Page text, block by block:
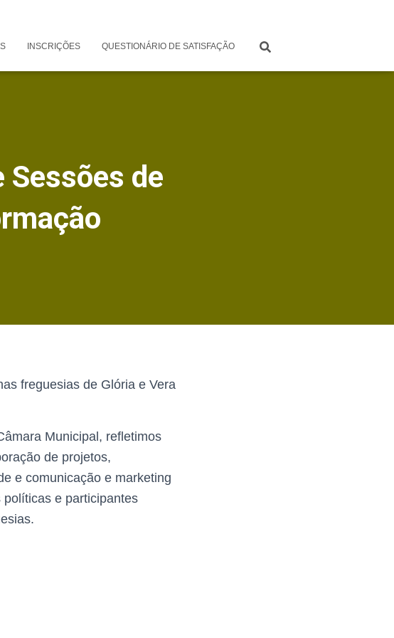
INSCRIÇÕES QUESTIONÁRIO DE SATISFAÇÃO
Sessões de
freguesias de Glória e Vera
Municipal, refletimos
de projetos,
e comunicação e marketing
e participantes